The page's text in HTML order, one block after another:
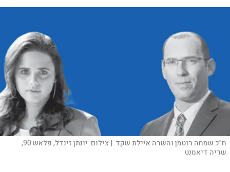
ח"כ שמחה רוטמן והשרה איילת שקד. | צילום:
יונתן זינדל, פלאש 90,
שריה דיאמנט